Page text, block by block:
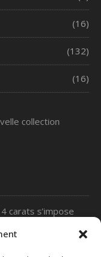
(16)
(132)
(16)
collection
carats s’impose
choix pour les
une étude de 77